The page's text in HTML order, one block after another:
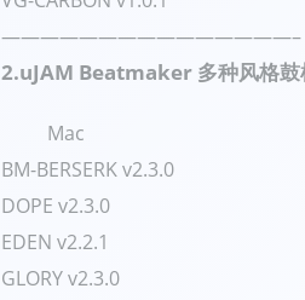
———————————————–
2.uJAM Beatmaker 多种风格鼓
Mac
BM-BERSERK v2.3.0
DOPE v2.3.0
EDEN v2.2.1
GLORY v2.3.0